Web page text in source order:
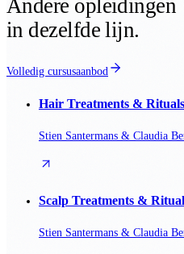
Andere opleidingen
in dezelfde lijn.
Volledig cursusaanbod
Hair Treatments & Rituals
Stien Santermans & Claudia
Scalp Treatments &
Stien Santermans & Claudia